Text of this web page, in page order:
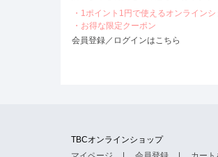
・1ポイント1円で使えるオンラインシ
・お得な限定クーポン
会員登録／ログインはこちら
TBCオンラインショップ